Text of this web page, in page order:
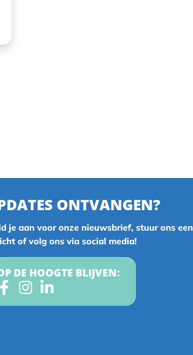
ONTVANGEN?
je aan voor onze nieuwsbrief, stuur ons een
of volg ons via social media!
DE HOOGTE BLIJVEN: